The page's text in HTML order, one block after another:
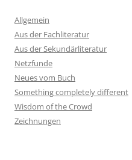
Allgemein
Aus der Fachliteratur
Aus der Sekundärliteratur
Netzfunde
Neues vom Buch
Something completely different
Wisdom of the Crowd
Zeichnungen